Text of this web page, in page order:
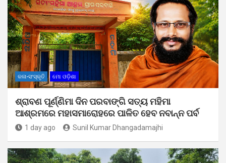
କଳା-ସଂସ୍କୃତି ମୋ ଓଡ଼ିଶା
ଶ୍ରାବଣ ପୂର୍ଣ୍ଣିମା ଦିନ ପରବାଙ୍ଗି ସତ୍ୟ ମହିମା
ଆଶ୍ରମରେ ମହାସମାରୋହରେ ପାଳିତ ହେବ ନବାନ୍ନ ପର୍ବ
1 day ago Sunil Kumar Dhangadamajhi